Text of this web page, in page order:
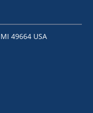
49664 USA